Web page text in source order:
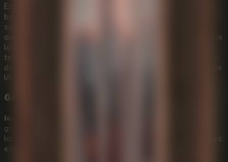
En
basado en el impulso, usa la gravedad para balancearte
sobre abismos enormes y escucha con atención cómo el
audio espacial 3D revela al Murderpede acercándose desde
la oscuridad superior. Cada sonido inquietante y cada
textura de piedra tallada están hechos a mano, creando un
descenso con una atmósfera de terror cruda y sin atajos de
IA generativa.
Gancho basado en físicas
Idols Of Ash
gancho basado en el impulso que te permite balancearte,
lanzarte, hacer rápel y controlar tu trayectoria por enormes
espacios verticales.